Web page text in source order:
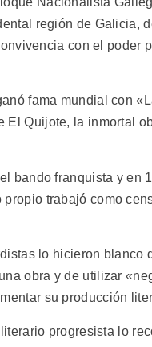
región de Galicia,
con el poder
fama mundial con
El Quijote, la inmortal
bando franquista y en
trabajó como
lo hicieron blanco
obra y de utilizar
su producción
progresista lo